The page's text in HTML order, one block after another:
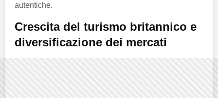
autentiche.
Crescita del turismo britannico e
diversificazione dei mercati